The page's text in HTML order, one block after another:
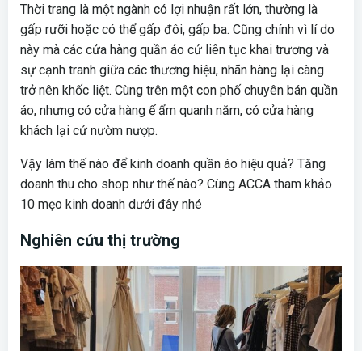
Thời trang là một ngành có lợi nhuận rất lớn, thường là
gấp rưỡi hoặc có thể gấp đôi, gấp ba. Cũng chính vì lí do
này mà các cửa hàng quần áo cứ liên tục khai trương và
sự cạnh tranh giữa các thương hiệu, nhãn hàng lại càng
trở nên khốc liệt. Cùng trên một con phố chuyên bán quần
áo, nhưng có cửa hàng ế ẩm quanh năm, có cửa hàng
khách lại cứ nườm nượp.
Vậy làm thế nào để kinh doanh quần áo hiệu quả? Tăng
doanh thu cho shop như thế nào? Cùng ACCA tham khảo
10 mẹo kinh doanh dưới đây nhé
Nghiên cứu thị trường